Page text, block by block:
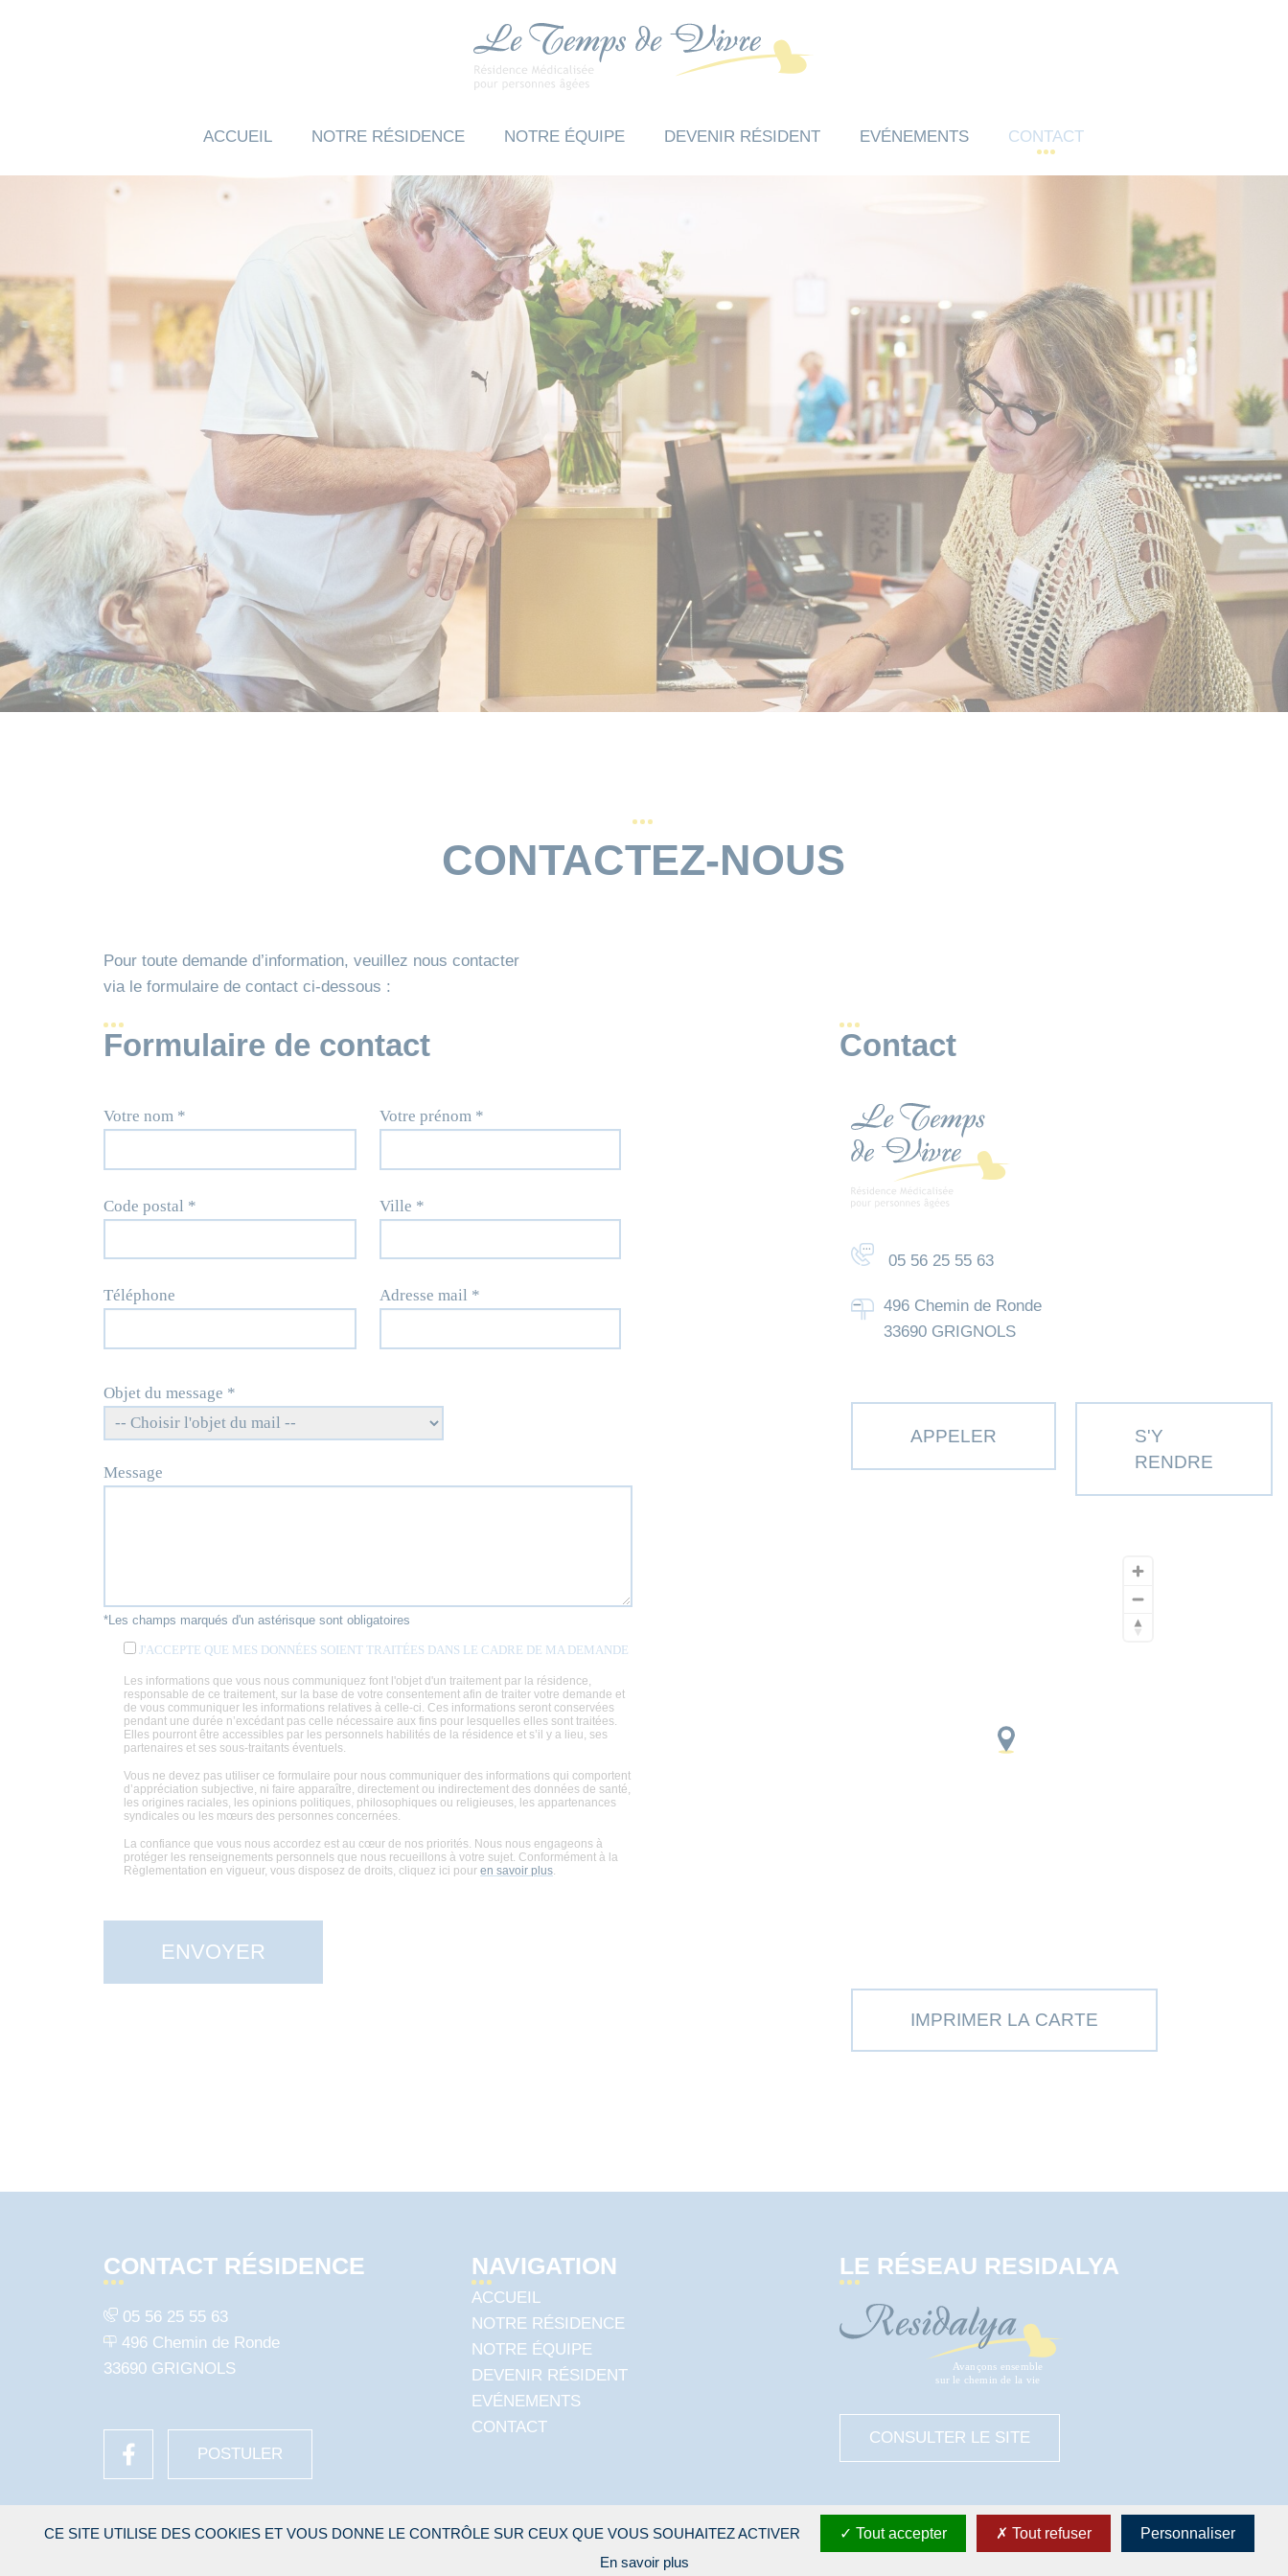
ACCUEIL NOTRE RÉSIDENCE NOTRE ÉQUIPE DEVENIR RÉSIDENT EVÉNEMENTS CONTACT
CONTACTEZ-NOUS
Pour toute demande d’information, veuillez nous contacter
via le formulaire de contact ci-dessous :
Formulaire de contact
Votre nom * Votre prénom *
Code postal * Ville *
Téléphone Adresse mail *
Objet du message *
Message
*Les champs marqués d'un astérisque sont obligatoires
J'ACCEPTE QUE MES DONNÉES SOIENT TRAITÉES DANS LE CADRE DE MA DEMANDE
Les informations que vous nous communiquez font l'objet d'un traitement par la résidence,
responsable de ce traitement, sur la base de votre consentement afin de traiter votre demande et
de vous communiquer les informations relatives à celle-ci. Ces informations seront conservées
pendant une durée n’excédant pas celle nécessaire aux fins pour lesquelles elles sont traitées.
Elles pourront être accessibles par les personnels habilités de la résidence et s’il y a lieu, ses
partenaires et ses sous-traitants éventuels.
Vous ne devez pas utiliser ce formulaire pour nous communiquer des informations qui comportent
d’appréciation subjective, ni faire apparaître, directement ou indirectement des données de santé,
les origines raciales, les opinions politiques, philosophiques ou religieuses, les appartenances
syndicales ou les mœurs des personnes concernées.
La confiance que vous nous accordez est au cœur de nos priorités. Nous nous engageons à
protéger les renseignements personnels que nous recueillons à votre sujet. Conformément à la
Règlementation en vigueur, vous disposez de droits, cliquez ici pour en savoir plus.
Contact
05 56 25 55 63
496 Chemin de Ronde
33690 GRIGNOLS
APPELER
S'Y
RENDRE
IMPRIMER LA CARTE
CONTACT RÉSIDENCE
05 56 25 55 63
496 Chemin de Ronde
33690 GRIGNOLS
POSTULER
NAVIGATION
ACCUEIL
NOTRE RÉSIDENCE
NOTRE ÉQUIPE
DEVENIR RÉSIDENT
EVÉNEMENTS
CONTACT
LE RÉSEAU RESIDALYA
CONSULTER LE SITE
Protection des données personnelles
CE SITE UTILISE DES COOKIES ET VOUS DONNE LE CONTRÔLE SUR CEUX QUE VOUS SOUHAITEZ ACTIVER Tout accepter Tout refuser
Personnaliser
En savoir plus